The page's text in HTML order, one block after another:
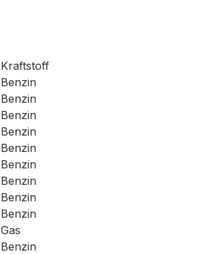
Kraftstoff
Benzin
Benzin
Benzin
Benzin
Benzin
Benzin
Benzin
Benzin
Benzin
Gas
Benzin